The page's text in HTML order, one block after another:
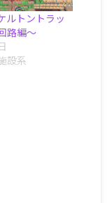
ルトントラッ
路編～
設系